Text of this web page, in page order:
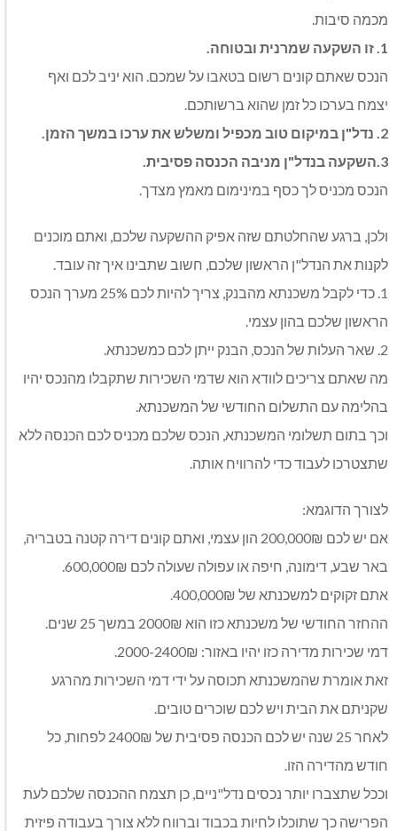
מכמה סיבות.
1. זו השקעה שמרנית ובטוחה.
הנכס שאתם קונים רשום בטאבו על שמכם. הוא יניב לכם ואף
יצמח בערכו כל זמן שהוא ברשותכם.
2. נדל"ן במיקום טוב מכפיל ומשלש את ערכו במשך הזמן.
3.השקעה בנדל"ן מניבה הכנסה פסיבית.
הנכס מכניס לך כסף במינימום מאמץ מצדך.
ולכן, ברגע שהחלטתם שזה אפיק ההשקעה שלכם, ואתם מוכנים
לקנות את הנדל"ן הראשון שלכם, חשוב שתבינו איך זה עובד.
1. כדי לקבל משכנתא מהבנק, צריך להיות לכם 25% מערך הנכס
הראשון שלכם בהון עצמי.
2. שאר העלות של הנכס, הבנק ייתן לכם כמשכנתא.
מה שאתם צריכים לוודא הוא שדמי השכירות שתקבלו מהנכס יהיו
בהלימה עם התשלום החודשי של המשכנתא.
וכך בתום תשלומי המשכנתא, הנכס שלכם מכניס לכם הכנסה ללא
שתצטרכו לעבוד כדי להרוויח אותה.
לצורך הדוגמא:
אם יש לכם 200,000₪ הון עצמי, ואתם קונים דירה קטנה בטבריה,
באר שבע, דימונה, חיפה או עפולה שעולה לכם 600,000₪.
אתם זקוקים למשכנתא של 400,000₪.
ההחזר החודשי של משכנתא כזו הוא 2000₪ במשך 25 שנים.
דמי שכירות מדירה כזו יהיו באזור: 2000-2400₪.
זאת אומרת שהמשכנתא תכוסה על ידי דמי השכירות מהרגע
שקניתם את הבית ויש לכם שוכרים טובים.
לאחר 25 שנה יש לכם הכנסה פסיבית של 2400₪ לפחות, כל
חודש מהדירה הזו.
וככל שתצברו יותר נכסים נדל"ניים, כן תצמח ההכנסה שלכם לעת
הפרישה כך שתוכלו לחיות בכבוד וברווח ללא צורך בעבודה פיזית